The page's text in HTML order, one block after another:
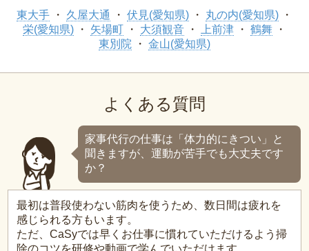
東大手 久屋大通 伏見(愛知県)
丸の内(愛知県)
栄(愛知県)
矢場町 大須観音 上前津
鶴舞
東別院
金山(愛知県)
よくある質問
家事代行の仕事は「体力的にきつい」と
聞きますが、運動が苦手でも大丈夫です
か？
最初は普段使わない筋肉を使うため、数日間は疲れを
感じられる方もいます。
ただ、CaSyでは早くお仕事に慣れていただけるよう掃
除のコツを研修や動画で学んでいただけます。